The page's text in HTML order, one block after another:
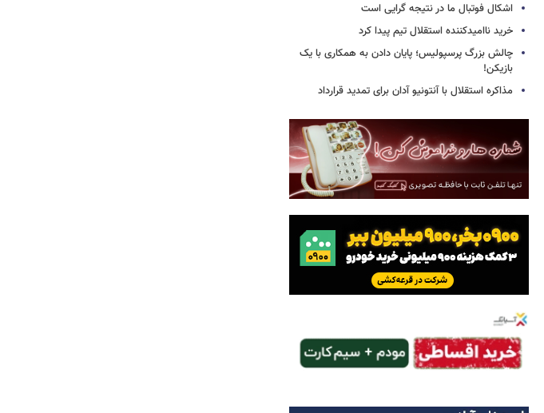
اشکال فوتبال ما در نتیجه گرایی است
خرید ناامیدکننده استقلال تیم پیدا کرد
چالش بزرگ پرسپولیس؛ پایان دادن به همکاری با یک
بازیکن!
مذاکره استقلال با آنتونیو آدان برای تمدید قرارداد